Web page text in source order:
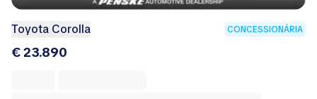
Toyota Corolla CONCESSIONÁRIA
€ 23.890